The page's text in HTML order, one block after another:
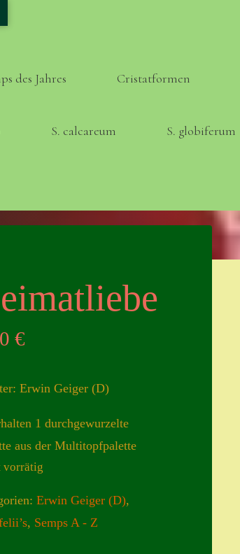
des Jahres Cristatformen
S. calcareum S. globiferum
Eintrags-Feed
€
Erwin Geiger (D)
1 durchgewurzelte
aus der Multitopfpalette
vorrätig
Erwin Geiger (D),
, Semps A - Z